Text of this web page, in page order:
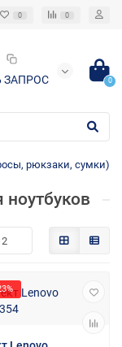
0 0
ЗАПРОС
0
рюкзаки, сумки)